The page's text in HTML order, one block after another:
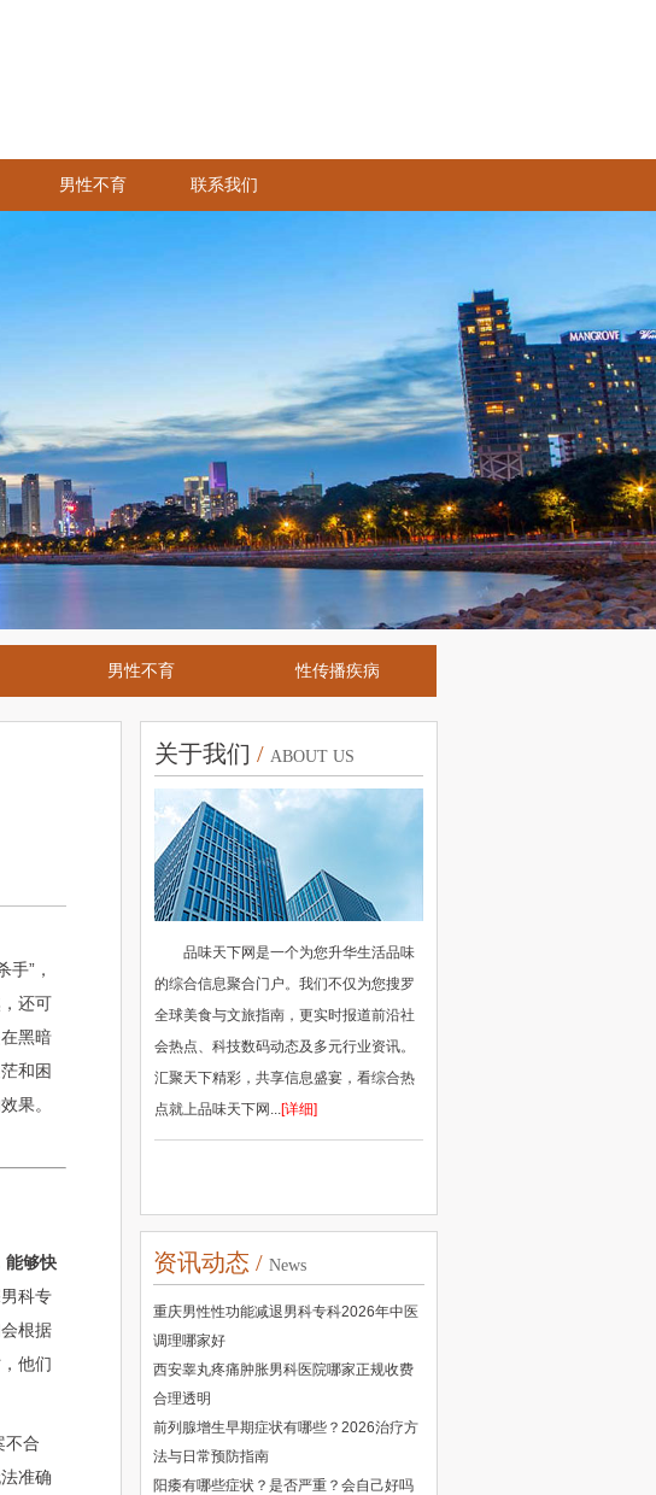
男性不育 联系我们
男性不育 性传播疾病
”，
还可
黑暗
和困
果。
能够快
科专
根据
他们
不合
准确
关于我们 / ABOUT US
品味天下网是一个为您升华生活品味
的综合信息聚合门户。我们不仅为您搜罗
全球美食与文旅指南，更实时报道前沿社
会热点、科技数码动态及多元行业资讯。
汇聚天下精彩，共享信息盛宴，看综合热
点就上品味天下网... [详细]
资讯动态 / News
重庆男性性功能减退男科专科2026年中医
调理哪家好
西安睾丸疼痛肿胀男科医院哪家正规收费
合理透明
前列腺增生早期症状有哪些？2026治疗方
法与日常预防指南
阳痿有哪些症状？是否严重？会自己好吗